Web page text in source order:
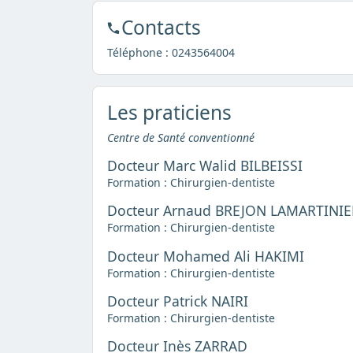
Contacts
Téléphone : 0243564004
Les praticiens
Centre de Santé conventionné
Docteur Marc Walid BILBEISSI
Formation : Chirurgien-dentiste
Docteur Arnaud BREJON
Formation : Chirurgien-dentiste
Docteur Mohamed Ali HAKIMI
Formation : Chirurgien-dentiste
Docteur Patrick NAIRI
Formation : Chirurgien-dentiste
Docteur Inès ZARRAD